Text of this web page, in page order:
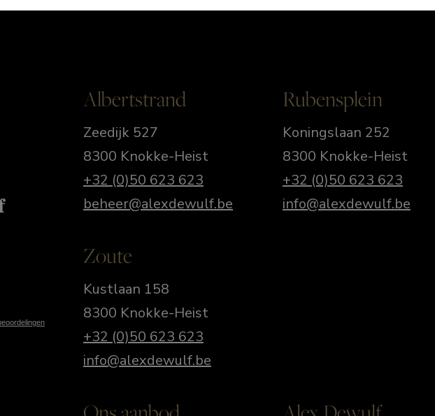
Albertstrand
Zeedijk 527
8300 Knokke-Heist
+32 (0)50 623 623
beheer@alexdewulf.be
Rubensplein
Koningslaan 252
8300 Knokke-Heist
+32 (0)50 623 623
info@alexdewulf.be
Zoute
Kustlaan 158
8300 Knokke-Heist
+32 (0)50 623 623
info@alexdewulf.be